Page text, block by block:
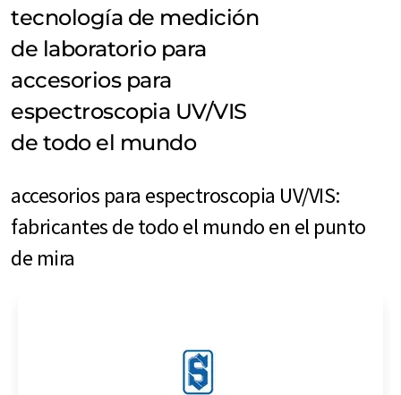
tecnología de medición
de laboratorio para
accesorios para
espectroscopia UV/VIS
de todo el mundo
accesorios para espectroscopia UV/VIS:
fabricantes de todo el mundo en el punto
de mira